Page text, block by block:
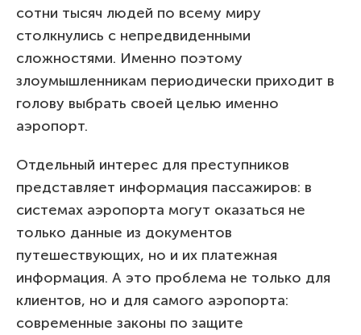
сотни тысяч людей по всему миру
столкнулись с непредвиденными
сложностями. Именно поэтому
злоумышленникам периодически приходит в
голову выбрать своей целью именно
аэропорт.
Отдельный интерес для преступников
представляет информация пассажиров: в
системах аэропорта могут оказаться не
только данные из документов
путешествующих, но и их платежная
информация. А это проблема не только для
клиентов, но и для самого аэропорта:
современные законы по защите